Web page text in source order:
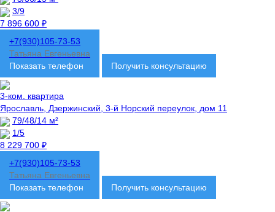
3/9
7 896 600 ₽
+7(930)105-73-53
Татьяна Евгеньевна
Показать телефон
Получить консультацию
3-ком. квартира
Ярославль, Дзержинский, 3-й Норский переулок, дом 11
79/48/14 м²
1/5
8 229 700 ₽
+7(930)105-73-53
Татьяна Евгеньевна
Показать телефон
Получить консультацию